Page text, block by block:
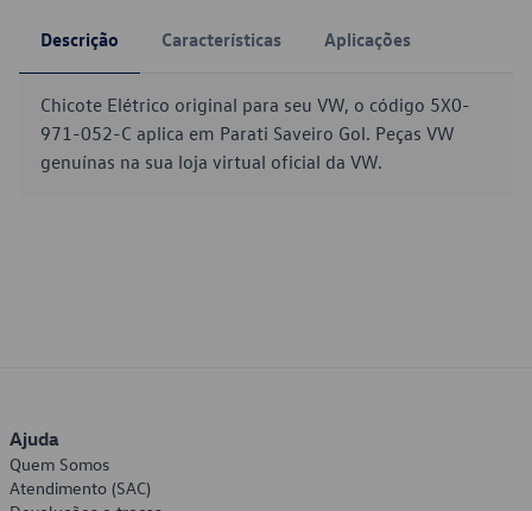
Descrição Características Aplicações
Chicote Elétrico original para seu VW, o código 5X0-
971-052-C aplica em Parati Saveiro Gol. Peças VW
genuínas na sua loja virtual oficial da VW.
Ajuda
Quem Somos
Atendimento (SAC)